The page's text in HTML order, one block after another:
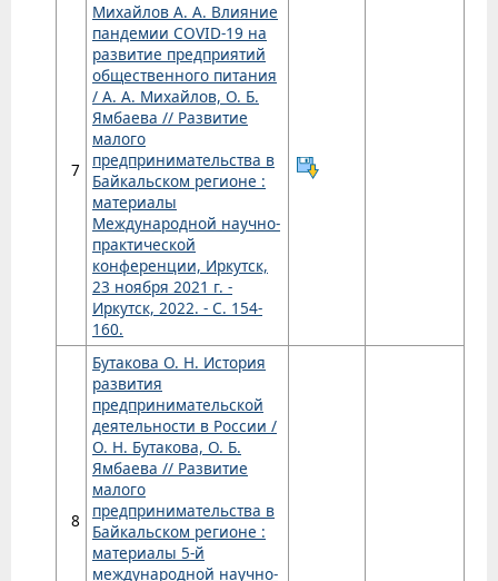
7
Михайлов А. А. Влияние
пандемии COVID-19 на
развитие предприятий
общественного питания
/ А. А. Михайлов, О. Б.
Ямбаева // Развитие
малого
предпринимательства в
Байкальском регионе :
материалы
Международной научно-
практической
конференции, Иркутск,
23 ноября 2021 г. -
Иркутск, 2022. - С. 154-
160.
8
Бутакова О. Н. История
развития
предпринимательской
деятельности в России /
О. Н. Бутакова, О. Б.
Ямбаева // Развитие
малого
предпринимательства в
Байкальском регионе :
материалы 5-й
международной научно-